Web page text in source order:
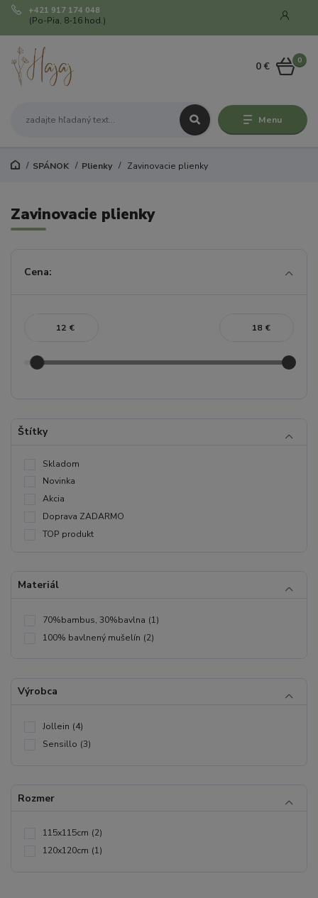
Menu
+421 917 174 048
(Po-Pia, 8-16 hod.)
0
0 €
SPÁNOK Plienky Zavinovacie plienky
Zavinovacie plienky
Cena:
€ €
Štítky
Skladom
Novinka
Akcia
Doprava ZADARMO
TOP produkt
Materiál
70%bambus, 30%bavlna (1)
100% bavlnený mušelín (2)
Výrobca
Jollein (4)
Sensillo (3)
Rozmer
115x115cm (2)
120x120cm (1)